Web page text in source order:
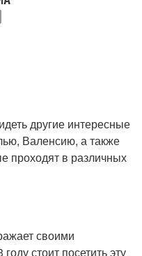
другие интересные
Валенсию, а также
проходят в различных
своими
стоит посетить эту